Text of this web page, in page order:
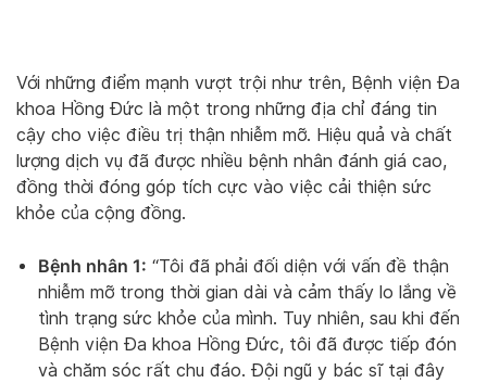
Với những điểm mạnh vượt trội như trên, Bệnh viện Đa
khoa Hồng Đức là một trong những địa chỉ đáng tin
cậy cho việc điều trị thận nhiễm mỡ. Hiệu quả và chất
lượng dịch vụ đã được nhiều bệnh nhân đánh giá cao,
đồng thời đóng góp tích cực vào việc cải thiện sức
khỏe của cộng đồng.
Bệnh nhân 1: “Tôi đã phải đối diện với vấn đề thận
nhiễm mỡ trong thời gian dài và cảm thấy lo lắng về
tình trạng sức khỏe của mình. Tuy nhiên, sau khi đến
Bệnh viện Đa khoa Hồng Đức, tôi đã được tiếp đón
và chăm sóc rất chu đáo. Đội ngũ y bác sĩ tại đây